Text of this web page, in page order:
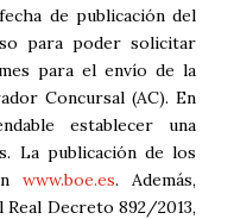
de publicación del
para poder solicitar
para el envío de la
Concursal (AC). En
establecer una
La publicación de los
www.boe.es. Además,
Decreto 892/2013,